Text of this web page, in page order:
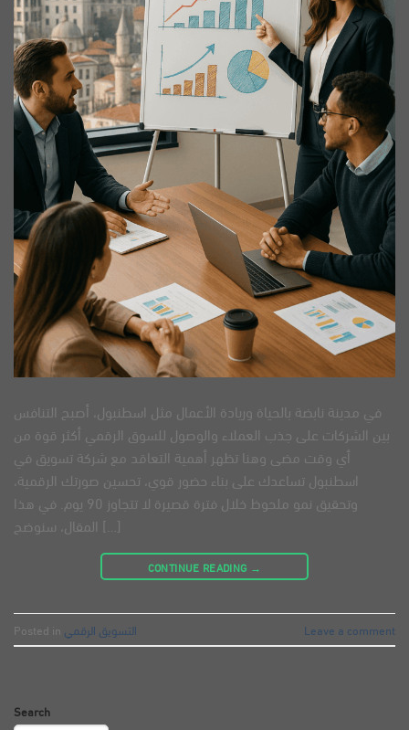
في مدينة نابضة بالحياة وريادة الأعمال مثل اسطنبول، أصبح التنافس
بين الشركات على جذب العملاء والوصول للسوق الرقمي أكثر قوة من
أي وقت مضى وهنا تظهر أهمية التعاقد مع شركة تسويق في
اسطنبول تساعدك على بناء حضور قوي، تحسين صورتك الرقمية،
وتحقيق نمو ملحوظ خلال فترة قصيرة لا تتجاوز 90 يوم. في هذا
المقال، سنوضح […]
CONTINUE READING →
Posted in التسويق الرقمي Leave a comment
Search